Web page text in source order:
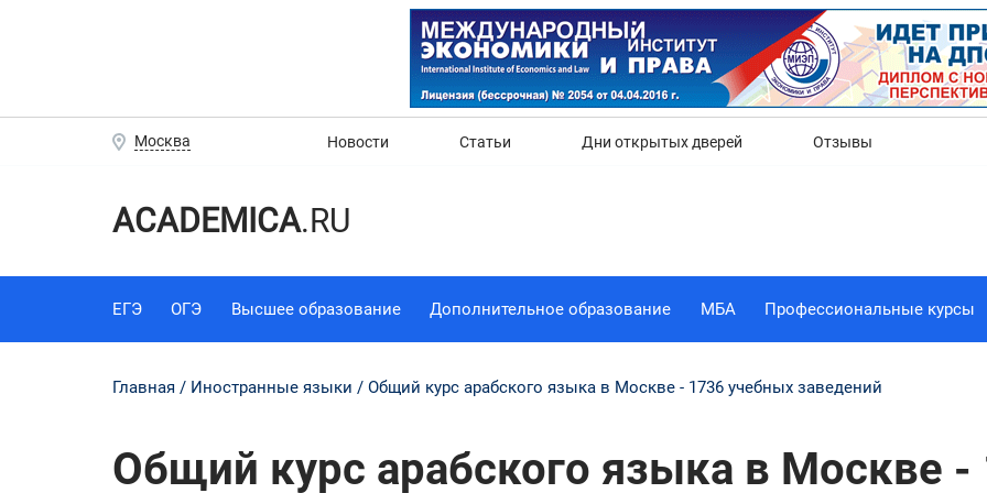
Москва Новости Статьи Дни открытых дверей Отзывы
ACADEMICA.RU
ЕГЭ ОГЭ Высшее образование Дополнительное образование МБА Профессиональные курсы
Главная Иностранные языки Общий курс арабского языка в Москве - 1736 учебных заведений
Общий курс арабского языка в Москве -
Нет